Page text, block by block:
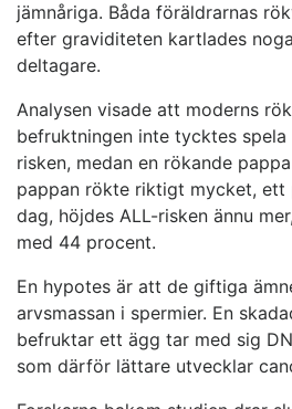
jämnåriga. Båda föräldrarnas
efter graviditeten kartlades
deltagare.
Analysen visade att moderns
befruktningen inte tycktes
risken, medan en rökande
pappan rökte riktigt mycket, ett
dag, höjdes ALL-risken ännu
med 44 procent.
En hypotes är att de giftiga
arvsmassan i spermier. En
befruktar ett ägg tar med sig
som därför lättare utvecklar